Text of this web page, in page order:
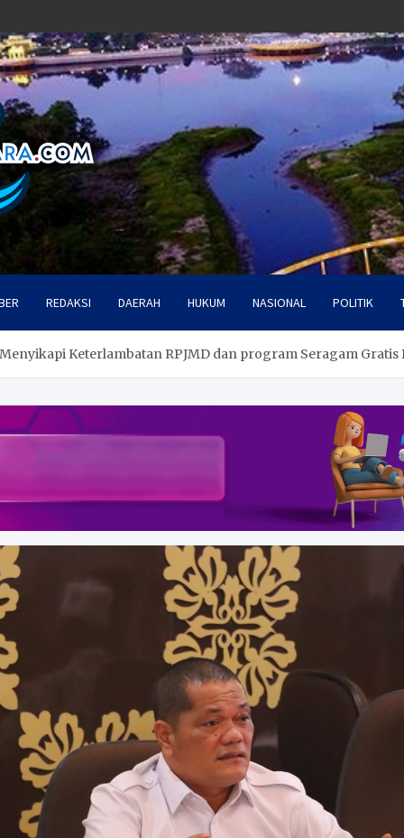
REDAKSI DAERAH HUKUM NASIONAL POLITIK
Menyikapi Keterlambatan RPJMD dan program Seragam